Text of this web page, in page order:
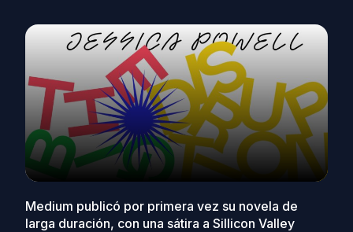
Medium publicó por primera vez su novela de
larga duración, con una sátira a Sillicon Valley